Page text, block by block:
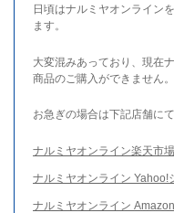
日頃はナルミヤオンライン
ます。
大変混みあっており、現在
商品のご購入ができません。
お急ぎの場合は下記店舗に
ナルミヤオンライン楽天市
ナルミヤオンライン Yahoo!
ナルミヤオンライン